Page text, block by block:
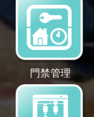
門禁管理